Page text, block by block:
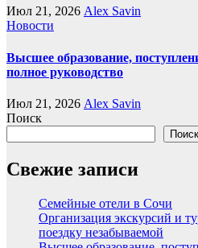
Июл 21, 2026 Alex Savin
Новости
Высшее образование,
полное руководство
Июл 21, 2026 Alex Savin
Поиск
Поиск
Свежие записи
Семейные отели в Сочи
Организация экскурсий и
поездку незабываемой